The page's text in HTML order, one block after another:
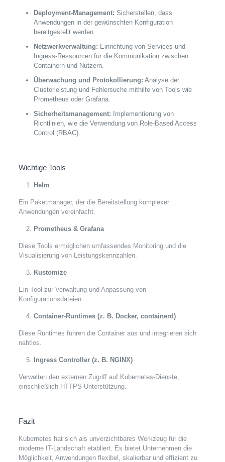
Deployment-Management: Sicherstellen, dass
Anwendungen in der gewünschten Konfiguration
bereitgestellt werden.
Netzwerkverwaltung: Einrichtung von Services und
Ingress-Ressourcen für die Kommunikation zwischen
Containern und Nutzern.
Überwachung und Protokollierung: Analyse der
Clusterleistung und Fehlersuche mithilfe von Tools wie
Prometheus oder Grafana.
Sicherheitsmanagement: Implementierung von
Richtlinien, wie die Verwendung von Role-Based Access
Control (RBAC).
Wichtige Tools
Helm
Ein Paketmanager, der die Bereitstellung komplexer
Anwendungen vereinfacht.
Prometheus & Grafana
Diese Tools ermöglichen umfassendes Monitoring und die
Visualisierung von Leistungskennzahlen.
Kustomize
Ein Tool zur Verwaltung und Anpassung von
Konfigurationsdateien.
Container-Runtimes (z. B. Docker, containerd)
Diese Runtimes führen die Container aus und integrieren sich
nahtlos.
Ingress Controller (z. B. NGINX)
Verwalten den externen Zugriff auf Kubernetes-Dienste,
einschließlich HTTPS-Unterstützung.
Fazit
Kubernetes hat sich als unverzichtbares Werkzeug für die
moderne IT-Landschaft etabliert. Es bietet Unternehmen die
Möglichkeit, Anwendungen flexibel, skalierbar und effizient zu